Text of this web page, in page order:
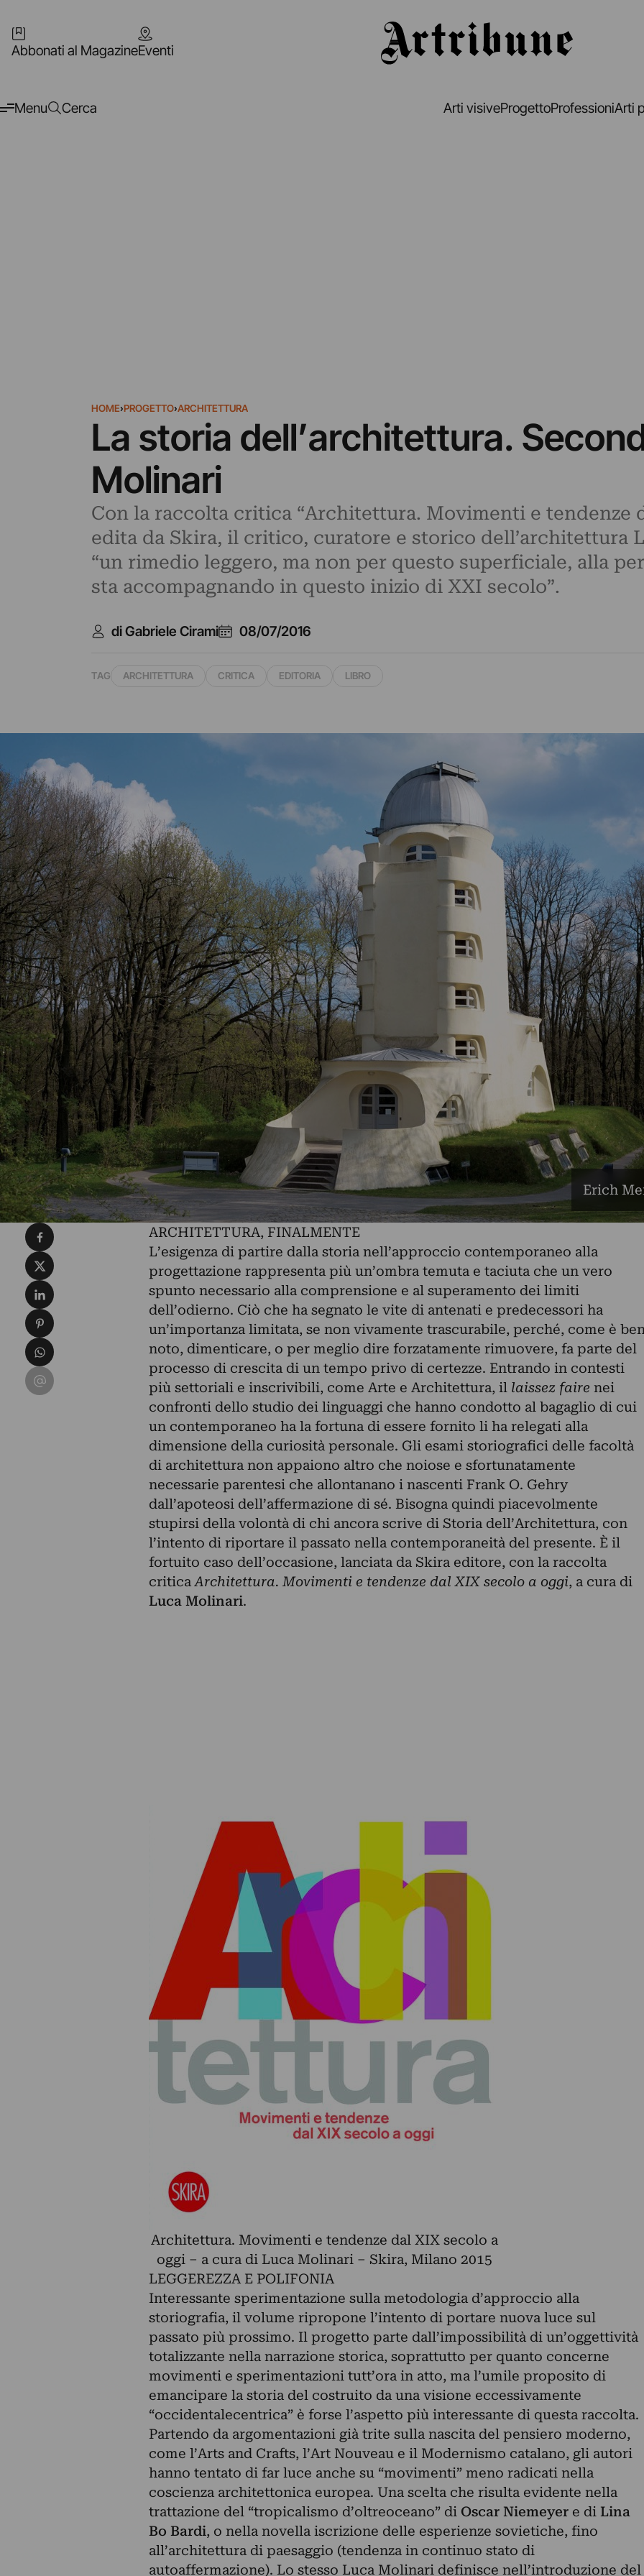
Abbonati al MagazineEventi
Menu Cerca Arti visiveProgettoProfessioniArti
HOME›PROGETTO›ARCHITETTURA
La storia dell’architettura.
Molinari
Con la raccolta critica “Architettura. Movimenti e tendenze
edita da Skira, il critico, curatore e storico dell’architettura
“un rimedio leggero, ma non per questo superficiale, alla
sta accompagnando in questo inizio di XXI secolo”.
di Gabriele Cirami 08/07/2016
TAG ARCHITETTURA CRITICA EDITORIA LIBRO
Erich
ARCHITETTURA, FINALMENTE
L’esigenza di partire dalla storia nell’approccio contemporaneo alla
progettazione rappresenta più un’ombra temuta e taciuta che un vero
spunto necessario alla comprensione e al superamento dei limiti
dell’odierno. Ciò che ha segnato le vite di antenati e predecessori ha
un’importanza limitata, se non vivamente trascurabile, perché, come è
noto, dimenticare, o per meglio dire forzatamente rimuovere, fa parte del
processo di crescita di un tempo privo di certezze. Entrando in contesti
più settoriali e inscrivibili, come Arte e Architettura, il laissez faire nei
confronti dello studio dei linguaggi che hanno condotto al bagaglio di cui
un contemporaneo ha la fortuna di essere fornito li ha relegati alla
dimensione della curiosità personale. Gli esami storiografici delle facoltà
di architettura non appaiono altro che noiose e sfortunatamente
necessarie parentesi che allontanano i nascenti Frank O. Gehry
dall’apoteosi dell’affermazione di sé. Bisogna quindi piacevolmente
stupirsi della volontà di chi ancora scrive di Storia dell’Architettura, con
l’intento di riportare il passato nella contemporaneità del presente. È il
fortuito caso dell’occasione, lanciata da Skira editore, con la raccolta
criticaArchitettura. Movimenti e tendenze dal XIX secolo a oggi, a cura di
Luca Molinari.
Architettura. Movimenti e tendenze dal XIX secolo a
oggi – a cura di Luca Molinari – Skira, Milano 2015
LEGGEREZZA E POLIFONIA
Interessante sperimentazione sulla metodologia d’approccio alla
storiografia, il volume ripropone l’intento di portare nuova luce sul
passato più prossimo. Il progetto parte dall’impossibilità di un’oggettività
totalizzante nella narrazione storica, soprattutto per quanto concerne
movimenti e sperimentazioni tutt’ora in atto, ma l’umile proposito di
emancipare la storia del costruito da una visione eccessivamente
“occidentalecentrica” è forse l’aspetto più interessante di questa raccolta.
Partendo da argomentazioni già trite sulla nascita del pensiero moderno,
come l’Arts and Crafts, l’Art Nouveau e il Modernismo catalano, gli autori
hanno tentato di far luce anche su “movimenti” meno radicati nella
coscienza architettonica europea. Una scelta che risulta evidente nella
trattazione del “tropicalismo d’oltreoceano” di Oscar Niemeyere di Lina
Bo Bardi, o nella novella iscrizione delle esperienze sovietiche, fino
all’architettura di paesaggio (tendenza in continuo stato di
autoaffermazione). Lo stesso Luca Molinari definisce nell’introduzione del
Condividi su Facebook
Condividi su X
Condividi su LinkedIn
Condividi su Pinterest
Condividi su WhatsApp
Condividi su Email